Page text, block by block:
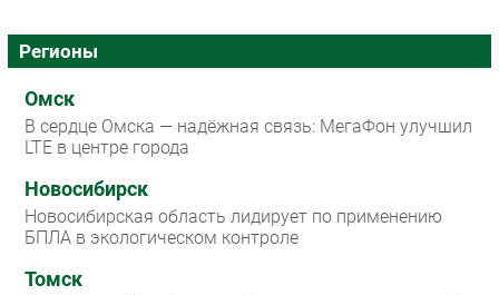
Регионы
Омск
В сердце Омска — надёжная связь: МегаФон улучшил
LTE в центре города
Новосибирск
Новосибирская область лидирует по применению
БПЛА в экологическом контроле
Томск